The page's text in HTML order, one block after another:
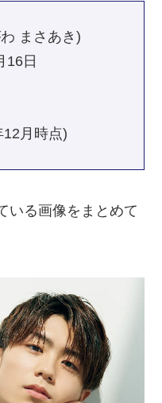
まさあき)
16日
月時点)
いる画像をまとめて